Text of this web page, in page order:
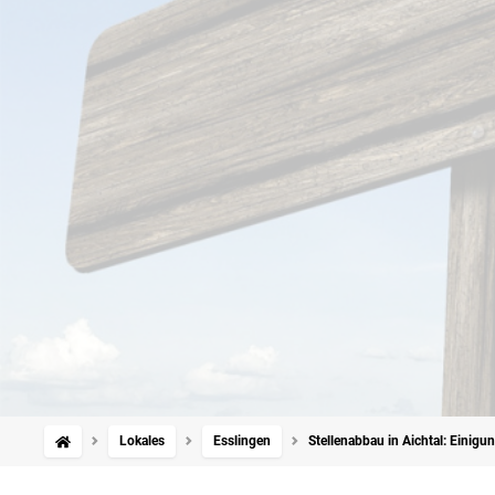
Lokales Esslingen Stellenabbau in Aichtal: